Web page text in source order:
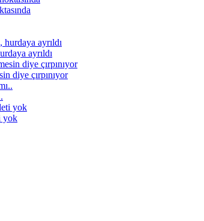
ayrıldı
diye çırpınıyor
yok